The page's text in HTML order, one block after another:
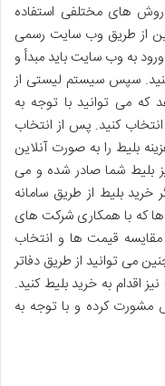
روش های مختلفی استفاده
از طریق وب سایت رسمی
به وب سایت باید مبدأ و
سپس سیستم لیستی از
که می توانید با توجه به
کنید. پس از انتخاب
بلیط را به صورت آنلاین
بلیط شما صادر شده و می
خرید بلیط از طریق سامانه
که با همکاری شرکت های
قیمت ها و انتخاب
می توانید از طریق دفاتر
اقدام به خرید بلیط کنید.
مشورت کرده و با توجه به